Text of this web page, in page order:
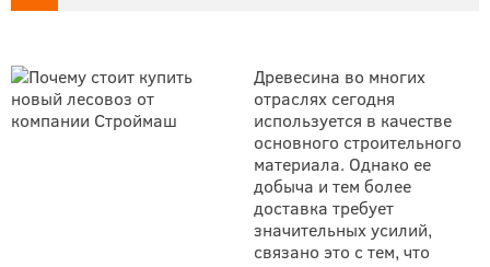
Древесина во многих
отраслях сегодня
используется в качестве
основного строительного
материала. Однако ее
добыча и тем более
доставка требует
значительных усилий,
связано это с тем, что